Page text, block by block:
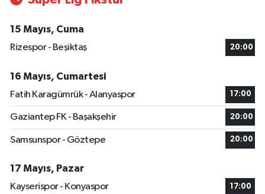
15 Mayıs, Cuma
Rizespor - Beşiktaş
20:00
16 Mayıs, Cumartesi
Fatih Karagümrük - Alanyaspor
17:00
Gaziantep FK - Başakşehir 20:00
Samsunspor - Göztepe 20:00
17 Mayıs, Pazar
Kayserispor - Konyaspor
17:00